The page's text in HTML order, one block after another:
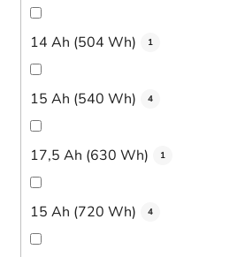
14 Ah (504 Wh) 1
15 Ah (540 Wh) 4
17,5 Ah (630 Wh) 1
15 Ah (720 Wh) 4